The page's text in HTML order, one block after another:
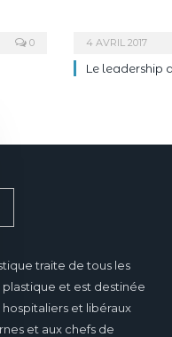
le
0 4 AVRIL 2017
Le leadership
traite de tous les
et est destinée
hospitaliers et libéraux
et aux chefs de